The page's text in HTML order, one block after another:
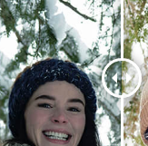
Video Editing Services